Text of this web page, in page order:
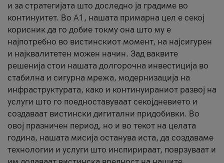
и за стратегијата што доследно ја градиме во
континуитет. Во А1, нашата примарна цел е секој
корисник да го добие токму она што му е
најпотребно во вистинскиот момент, на најсигурен
и најквалитетен можен начин. Зад ваквите
решенија стои нашата долгорочна инвестиција во
стабилна и сигурна мрежа, модернизација на
инфраструктурата, како и континуираниот развој на
услуги што го поедноставуваат секојдневието и
создаваат вистински дигитални придобивки. Во
овој празничен период, но и во текот на целата
година, нашата мисија останува иста, да создаваме
технологии и услуги што инспирираат, поврзуваат и